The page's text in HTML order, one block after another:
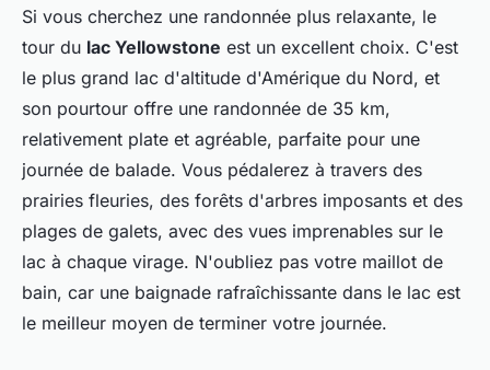
Si vous cherchez une randonnée plus relaxante, le
tour du lac Yellowstone est un excellent choix. C'est
le plus grand lac d'altitude d'Amérique du Nord, et
son pourtour offre une randonnée de 35 km,
relativement plate et agréable, parfaite pour une
journée de balade. Vous pédalerez à travers des
prairies fleuries, des forêts d'arbres imposants et des
plages de galets, avec des vues imprenables sur le
lac à chaque virage. N'oubliez pas votre maillot de
bain, car une baignade rafraîchissante dans le lac est
le meilleur moyen de terminer votre journée.